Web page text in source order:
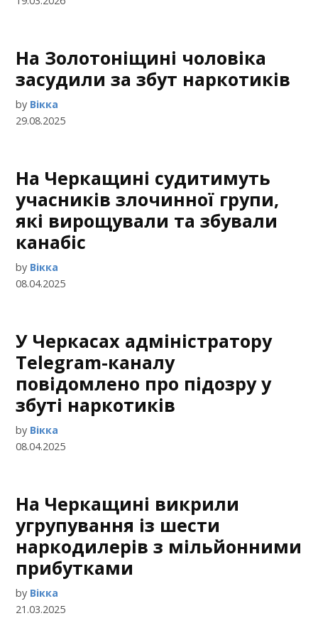
На Золотоніщині чоловіка
засудили за збут наркотиків
by Вікка
29.08.2025
На Черкащині судитимуть
учасників злочинної групи,
які вирощували та збували
канабіс
by Вікка
08.04.2025
У Черкасах адміністратору
Telegram-каналу
повідомлено про підозру у
збуті наркотиків
by Вікка
08.04.2025
На Черкащині викрили
угрупування із шести
наркодилерів з мільйонними
прибутками
by Вікка
21.03.2025